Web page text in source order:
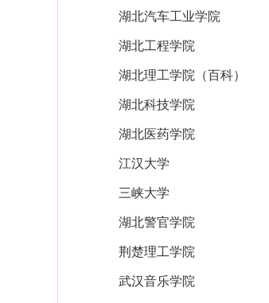
湖北汽车工业学院
湖北工程学院
湖北理工学院（百科）
湖北科技学院
湖北医药学院
江汉大学
三峡大学
湖北警官学院
荆楚理工学院
武汉音乐学院